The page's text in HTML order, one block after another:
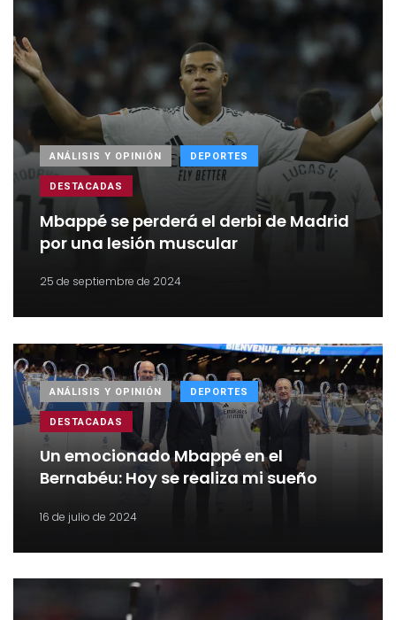
ANÁLISIS Y OPINIÓN DEPORTES
DESTACADAS
Mbappé se perderá el derbi de Madrid
por una lesión muscular
25 de septiembre de 2024
ANÁLISIS Y OPINIÓN DEPORTES
DESTACADAS
Un emocionado Mbappé en el
Bernabéu: Hoy se realiza mi sueño
16 de julio de 2024